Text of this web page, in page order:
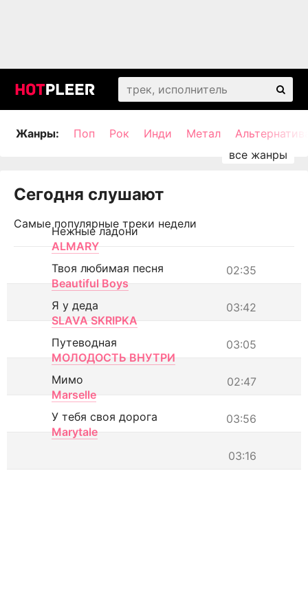
Жанры: Поп Рок Инди Метал
Сегодня слушают
Самые популярные треки недели
Нежные ладони
ALMARY
02:35
Твоя любимая песня
Beautiful Boys
03:42
Я у деда
SLAVA SKRIPKA
03:05
Путеводная
МОЛОДОСТЬ ВНУТРИ
02:47
Мимо
Marselle
03:56
У тебя своя дорога
Marytale
03:16